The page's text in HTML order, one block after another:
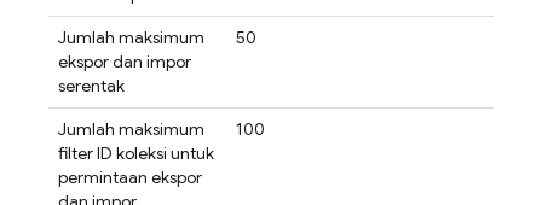
Jumlah maksimum
ekspor dan impor
serentak
50
Jumlah maksimum
filter ID koleksi untuk
permintaan ekspor
100